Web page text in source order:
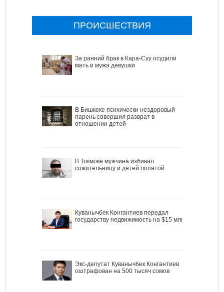
ПРОИСШЕСТВИЯ
За ранний брак в Кара-Суу осудили
мать и мужа девушки
В Бишкеке психически нездоровый
парень совершил разврат в
отношении детей
В Токмоке мужчина избивал
сожительницу и детей лопатой
Куванычбек Конгантиев передал
государству недвижимость на $15 млн
Экс-депутат Куванычбек Конгантиев
оштрафован на 500 тысяч сомов